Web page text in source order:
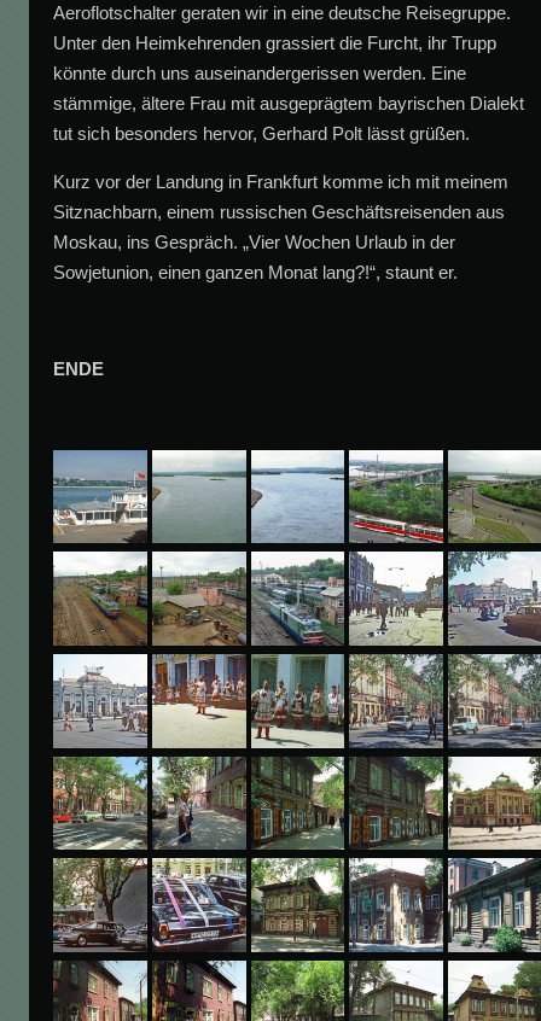
Aeroflotschalter geraten wir in eine deutsche Reisegruppe.
Unter den Heimkehrenden grassiert die Furcht, ihr Trupp
könnte durch uns auseinandergerissen werden. Eine
stämmige, ältere Frau mit ausgeprägtem bayrischen Dialekt
tut sich besonders hervor, Gerhard Polt lässt grüßen.
Kurz vor der Landung in Frankfurt komme ich mit meinem
Sitznachbarn, einem russischen Geschäftsreisenden aus
Moskau, ins Gespräch. „Vier Wochen Urlaub in der
Sowjetunion, einen ganzen Monat lang?!“, staunt er.
ENDE